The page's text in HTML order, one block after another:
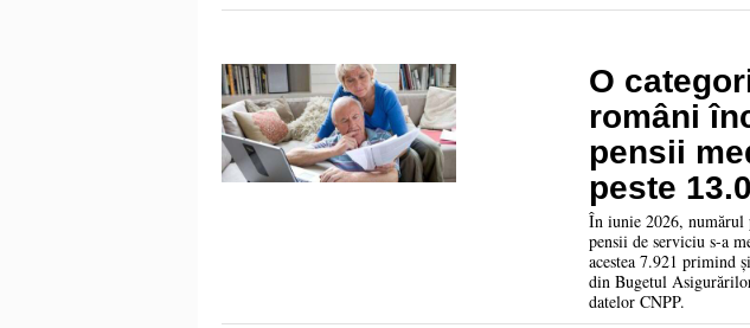
O
români
pensii
peste
Cine
acestor
În iunie 2026, numărul
pensii de serviciu s-a
acestea 7.921 primind
din Bugetul
datelor CNPP.